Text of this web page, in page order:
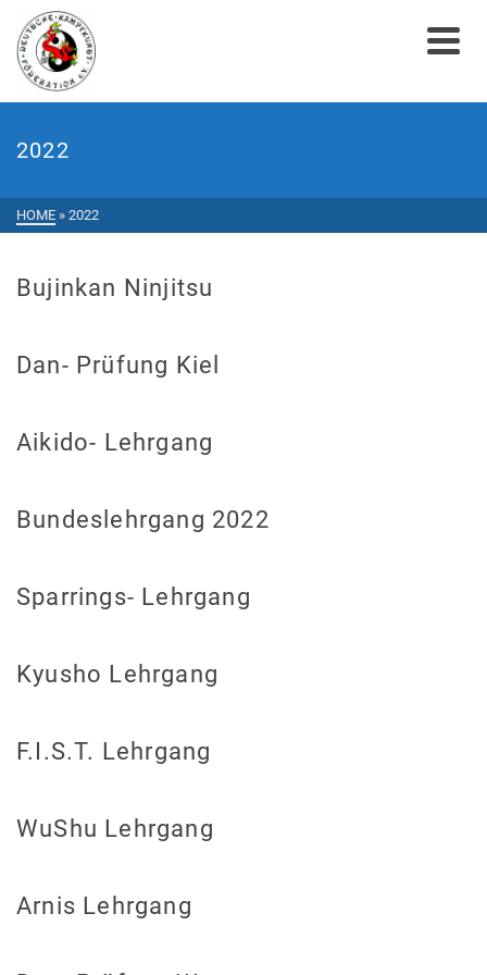
2022
HOME » 2022
Bujinkan Ninjitsu
Dan- Prüfung Kiel
Aikido- Lehrgang
Bundeslehrgang 2022
Sparrings- Lehrgang
Kyusho Lehrgang
F.I.S.T. Lehrgang
WuShu Lehrgang
Arnis Lehrgang